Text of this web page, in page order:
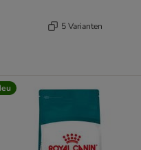
5 Varianten